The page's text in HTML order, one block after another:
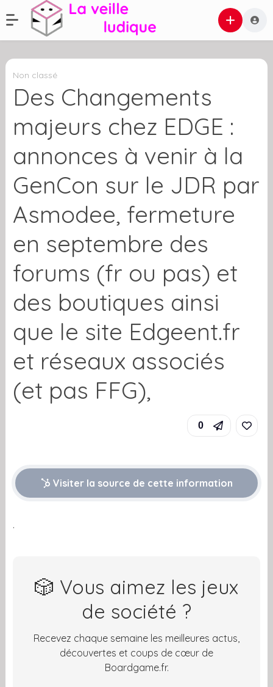
Non classé
Des Changements
majeurs chez EDGE :
annonces à venir à la
GenCon sur le JDR par
Asmodee, fermeture
en septembre des
forums (fr ou pas) et
des boutiques ainsi
que le site Edgeent.fr
et réseaux associés
(et pas FFG),
0
Visiter la source de cette information
.
🎲 Vous aimez les jeux
de société ?
Recevez chaque semaine les meilleures actus,
découvertes et coups de cœur de
Boardgame.fr.